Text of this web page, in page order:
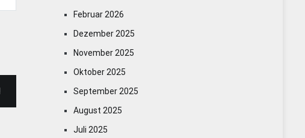
Februar 2026
Dezember 2025
November 2025
Oktober 2025
September 2025
August 2025
Juli 2025